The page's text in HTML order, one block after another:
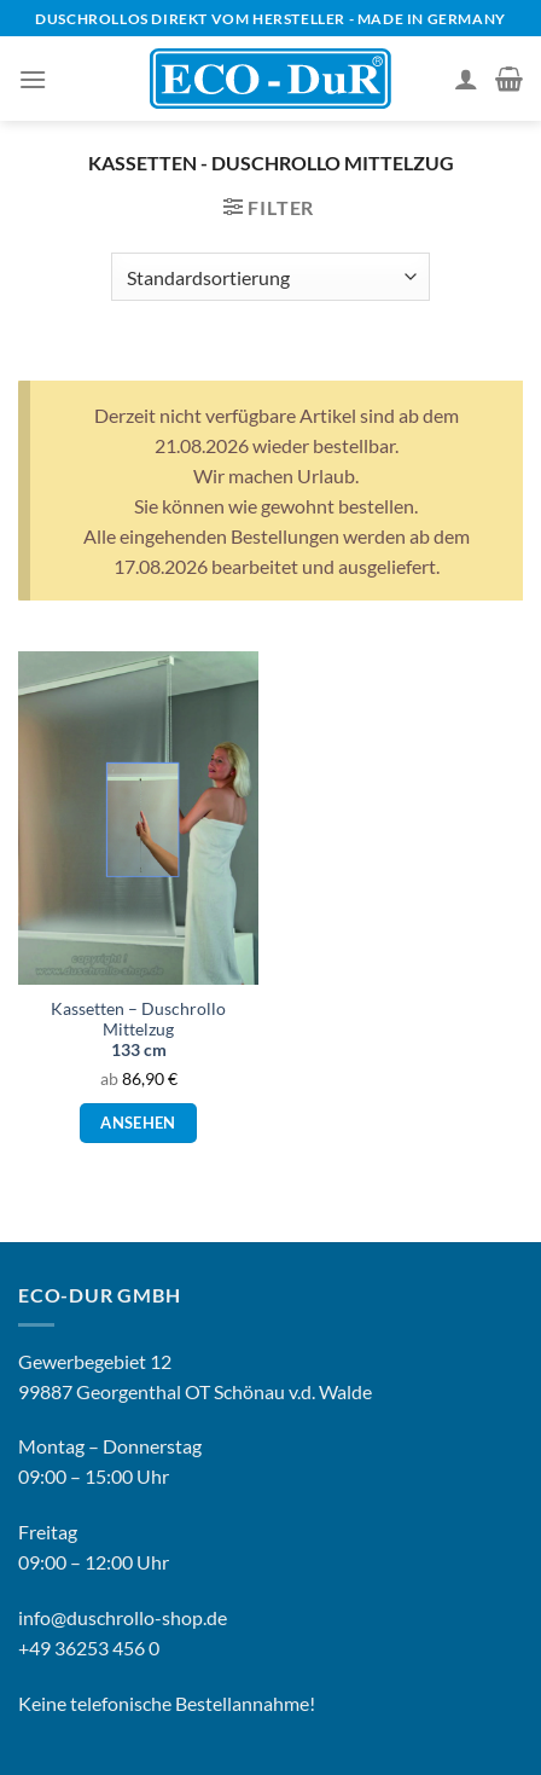
Zum
Inhalt
springen
DUSCHROLLOS DIREKT VOM HERSTELLER - MADE IN GERMANY
KASSETTEN - DUSCHROLLO MITTELZUG
FILTER
Derzeit nicht verfügbare Artikel sind ab dem
21.08.2026 wieder bestellbar.
Wir machen Urlaub.
Sie können wie gewohnt bestellen.
Alle eingehenden Bestellungen werden ab dem
17.08.2026 bearbeitet und ausgeliefert.
Kassetten – Duschrollo
Mittelzug
133 cm
ab86,90€
ANSEHEN
gewählt
ECO-DUR GMBH
Gewerbegebiet 12
99887 Georgenthal OT Schönau v.d. Walde
Montag – Donnerstag
09:00 – 15:00 Uhr
Freitag
09:00 – 12:00 Uhr
info@duschrollo-shop.de
+49 36253 456 0
Keine telefonische Bestellannahme!